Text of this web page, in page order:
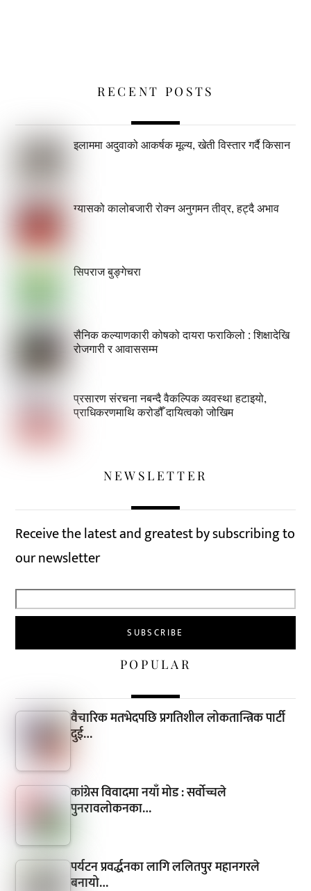
RECENT POSTS
इलाममा अदुवाको आकर्षक मूल्य, खेती विस्तार गर्दै किसान
ग्यासको कालोबजारी रोक्न अनुगमन तीव्र, हट्दै अभाव
सिपराज बुङ्गेचरा
सैनिक कल्याणकारी कोषको दायरा फराकिलो : शिक्षादेखि
रोजगारी र आवाससम्म
प्रसारण संरचना नबन्दै वैकल्पिक व्यवस्था हटाइयो,
प्राधिकरणमाथि करोडौँ दायित्वको जोखिम
NEWSLETTER
Receive the latest and greatest by subscribing to
our newsletter
POPULAR
वैचारिक मतभेदपछि प्रगतिशील लोकतान्त्रिक पार्टी
दुई…
कांग्रेस विवादमा नयाँ मोड : सर्वोच्चले
पुनरावलोकनका…
पर्यटन प्रवर्द्धनका लागि ललितपुर महानगरले
बनायो…